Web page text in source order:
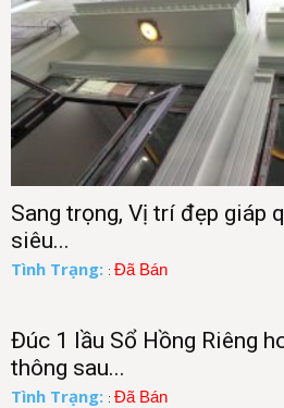
Sang trọng, Vị trí đẹp giáp
siêu...
Tình Trạng: : Đã Bán
Đúc 1 lầu Sổ Hồng Riêng
thông sau...
Tình Trạng: : Đã Bán